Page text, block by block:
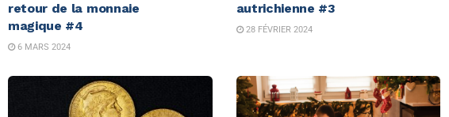
retour de la monnaie
magique #4
6 MARS 2024
autrichienne #3
28 FÉVRIER 2024